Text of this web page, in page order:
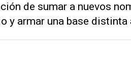
de sumar a nuevos
y armar una base distinta